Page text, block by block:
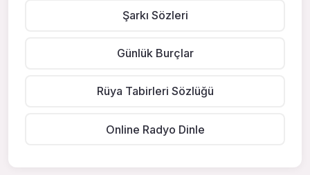
Şarkı Sözleri
Günlük Burçlar
Rüya Tabirleri Sözlüğü
Online Radyo Dinle